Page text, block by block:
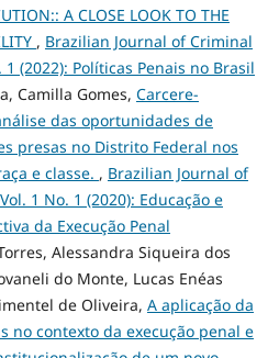
A CLOSE LOOK TO THE
, Brazilian Journal of Criminal
1 (2022): Políticas Penais no Brasil
Camilla Gomes, Carcere-
das oportunidades de
presas no Distrito Federal nos
e classe. , Brazilian Journal of
1 No. 1 (2020): Educação e
da Execução Penal
Alessandra Siqueira dos
do Monte, Lucas Enéas
de Oliveira, A aplicação da
no contexto da execução penal e